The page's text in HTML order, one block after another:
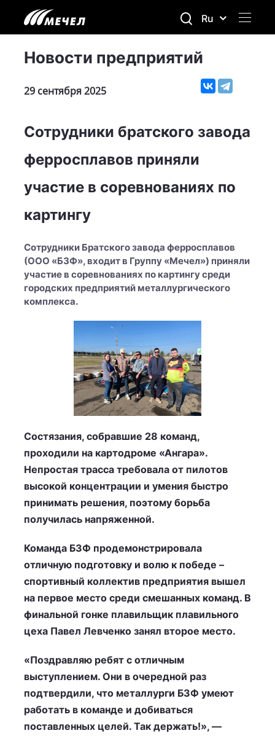
Ru
Новости предприятий
29 сентября 2025
Сотрудники братского завода
ферросплавов приняли
участие в соревнованиях по
картингу
Сотрудники Братского завода ферросплавов
(ООО «БЗФ», входит в Группу «Мечел») приняли
участие в соревнованиях по картингу среди
городских предприятий металлургического
комплекса.
Состязания, собравшие 28 команд,
проходили на картодроме «Ангара».
Непростая трасса требовала от пилотов
высокой концентрации и умения быстро
принимать решения, поэтому борьба
получилась напряженной.
Команда БЗФ продемонстрировала
отличную подготовку и волю к победе –
спортивный коллектив предприятия вышел
на первое место среди смешанных команд. В
финальной гонке плавильщик плавильного
цеха Павел Левченко занял второе место.
«Поздравляю ребят с отличным
выступлением. Они в очередной раз
подтвердили, что металлурги БЗФ умеют
работать в команде и добиваться
поставленных целей. Так держать!», —